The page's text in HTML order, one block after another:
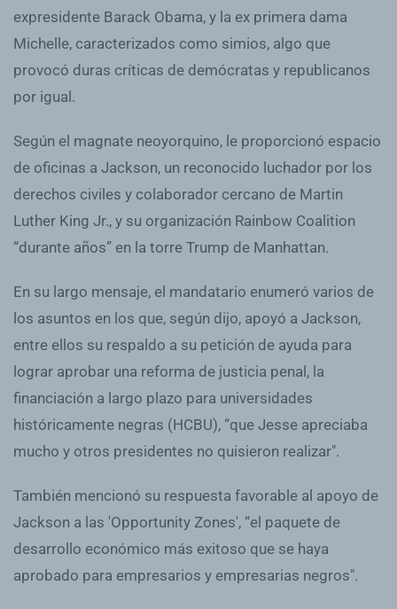
expresidente Barack Obama, y la ex primera dama
Michelle, caracterizados como simios, algo que
provocó duras críticas de demócratas y republicanos
por igual.
Según el magnate neoyorquino, le proporcionó espacio
de oficinas a Jackson, un reconocido luchador por los
derechos civiles y colaborador cercano de Martin
Luther King Jr., y su organización Rainbow Coalition
“durante años” en la torre Trump de Manhattan.
En su largo mensaje, el mandatario enumeró varios de
los asuntos en los que, según dijo, apoyó a Jackson,
entre ellos su respaldo a su petición de ayuda para
lograr aprobar una reforma de justicia penal, la
financiación a largo plazo para universidades
históricamente negras (HCBU), “que Jesse apreciaba
mucho y otros presidentes no quisieron realizar".
También mencionó su respuesta favorable al apoyo de
Jackson a las 'Opportunity Zones', “el paquete de
desarrollo económico más exitoso que se haya
aprobado para empresarios y empresarias negros".